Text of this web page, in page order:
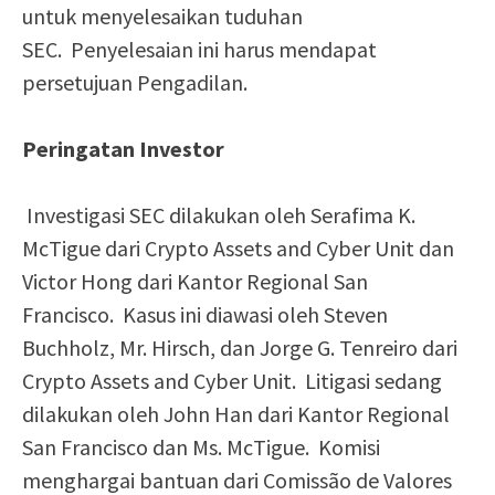
untuk menyelesaikan tuduhan
SEC. Penyelesaian ini harus mendapat
persetujuan Pengadilan.
Peringatan Investor
Investigasi SEC dilakukan oleh Serafima K.
McTigue dari Crypto Assets and Cyber ​​Unit dan
Victor Hong dari Kantor Regional San
Francisco. Kasus ini diawasi oleh Steven
Buchholz, Mr. Hirsch, dan Jorge G. Tenreiro dari
Crypto Assets and Cyber ​​Unit. Litigasi sedang
dilakukan oleh John Han dari Kantor Regional
San Francisco dan Ms. McTigue. Komisi
menghargai bantuan dari Comissão de Valores